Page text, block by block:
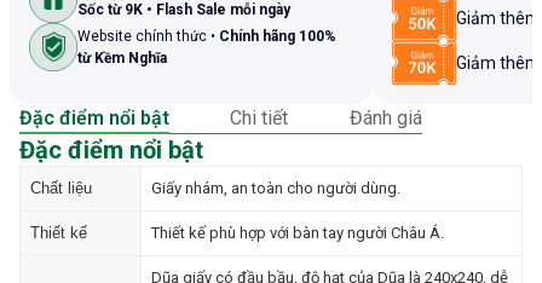
Sốc từ 9K • Flash Sale mỗi ngày
Website chính thức • Chính hãng 100%
từ Kềm Nghĩa
Giảm
Giảm
Đặc điểm nổi bật Chi tiết Đánh giá
Đặc điểm nổi bật
Chất liệu Giấy nhám, an toàn cho người dùng.
Thiết kế Thiết kế phù hợp với bàn tay người Châu Á.
Dũa giấy có đầu bầu, độ hạt của Dũa là 240x240, dễ